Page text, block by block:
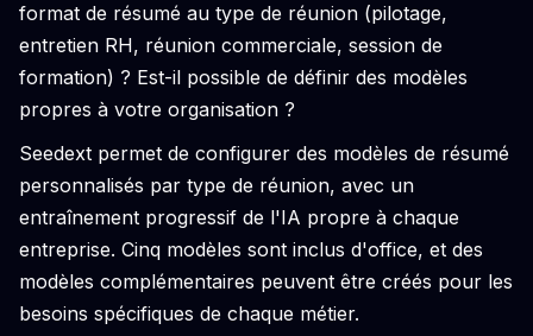
format de résumé au type de réunion (pilotage,
entretien RH, réunion commerciale, session de
formation) ? Est-il possible de définir des modèles
propres à votre organisation ?
Seedext permet de configurer des modèles de résumé
personnalisés par type de réunion, avec un
entraînement progressif de l'IA propre à chaque
entreprise. Cinq modèles sont inclus d'office, et des
modèles complémentaires peuvent être créés pour les
besoins spécifiques de chaque métier.